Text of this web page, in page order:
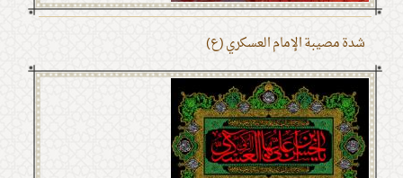
شدة مصيبة الإمام العسكري (ع)